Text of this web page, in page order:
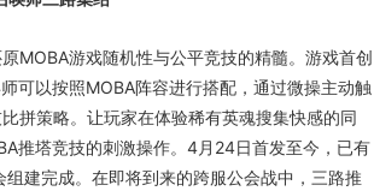
MOBA游戏随机性与公平竞技的精髓。游戏首创
可以按照MOBA阵容进行搭配，通过微操主动触
拼策略。让玩家在体验稀有英魂搜集快感的同
推塔竞技的刺激操作。4月24日首发至今，已有
建完成。在即将到来的跨服公会战中，三路推